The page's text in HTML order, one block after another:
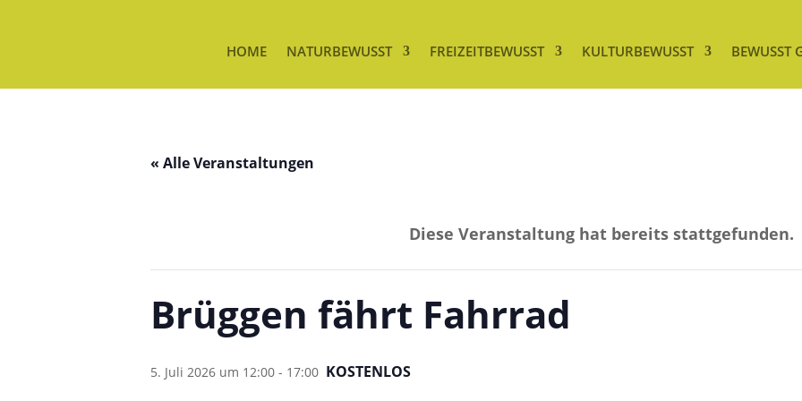
HOME NATURBEWUSST FREIZEITBEWUSST KULTURBEWUSST BEWUSST
« Alle Veranstaltungen
Diese Veranstaltung hat bereits stattgefunden.
Brüggen fährt Fahrrad
5. Juli 2026 um 12:00 - 17:00 KOSTENLOS